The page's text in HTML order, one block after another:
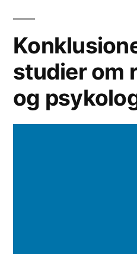
studier om
og